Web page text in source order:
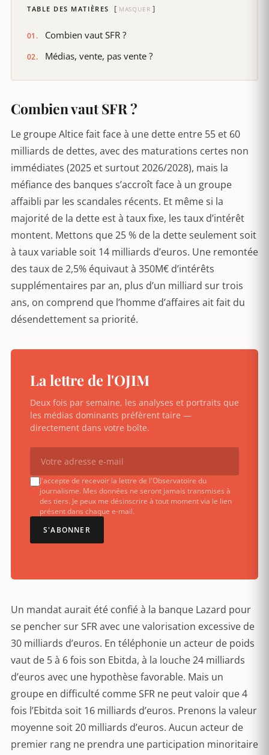
TABLE DES MATIÈRES MASQUER
Combien vaut SFR ?
Médias, vente, pas vente ?
Combien vaut SFR ?
Le groupe Altice fait face à une dette entre 55 et 60
milliards de dettes, avec des maturations certes non
immédiates (2025 et surtout 2026/2028), mais la
méfiance des banques s’accroît face à un groupe
affaibli par les scandales récents. Et même si la
majorité de la dette est à taux fixe, les taux d’intérêt
montent. Mettons que 25 % de la dette seulement soit
à taux variable soit 14 milliards d’euros. Une remontée
des taux de 2,5% équivaut à 350M€ d’intérêts
supplémentaires par an, plus d’un milliard sur trois
ans, on comprend que l’homme d’affaires ait fait du
désendettement sa priorité.
La lettre de l'OJIM
Deux fois par semaine, les analyses et portraits que
les médias dominants préfèrent taire —
directement dans votre boîte.
J'accepte de recevoir la lettre de l'Observatoire du
journalisme. Mes données ne seront jamais transmises à
des tiers. Je peux me désinscrire à tout moment via le lien
présent dans chaque e-mail.
S'ABONNER
Un mandat aurait été confié à la banque Lazard pour
se pencher sur SFR avec une valorisation excessive de
30 milliards d’euros. En téléphonie un acteur de poids
vaut de 5 à 6 fois son Ebitda, à la louche 24 milliards
d’euros avec une hypothèse favorable. Mais un
groupe en difficulté comme SFR ne peut valoir que 4
fois l’Ebitda soit 16 milliards d’euros. Prenons la valeur
moyenne soit 20 milliards d’euros. Aucun acteur de
premier rang ne prendra une participation minoritaire